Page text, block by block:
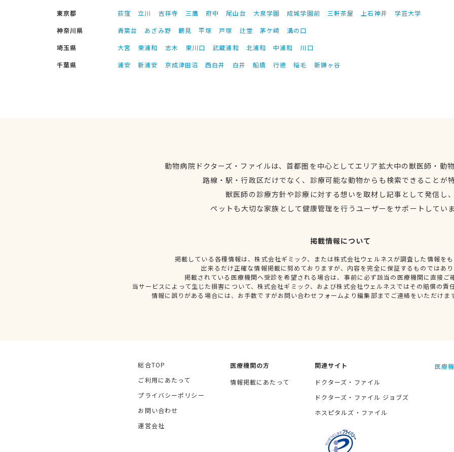
東京都 荻窪 立川 吉祥寺 三鷹 府中 尾山台 大泉学園 成城学園前 三軒茶屋 上石神井
学芸大学
神奈川県
青葉台 あざみ野 鶴見 平塚 戸塚 辻堂 茅ケ崎
溝の口
埼玉県
大宮 東浦和 志木 東川口 武蔵浦和 北浦和 中浦和
川口
千葉県
浦安 新浦安 京成津田沼 西白井 白井 船橋 行徳 稲毛 新鎌ヶ谷
動物病院ドクターズ・ファイルは、首都圏を中心としてエリア拡大中の獣医師・動
路線・駅・行政区だけでなく、診療可能な動物からも検索できることが
獣医師の診療方針や診療に対する想いを取材し記事として発信し
ペットも大切な家族として健康管理を行うユーザーをサポートしてい
掲載情報について
掲載している各種情報は、株式会社ギミック、または株式会社ウェルネスが調査した情報を
出来るだけ正確な情報掲載に努めておりますが、内容を完全に保証するものではあ
掲載されている医療機関へ受診を希望される場合は、事前に必ず該当の医療機関に直接ご
当サービスによって生じた損害について、株式会社ギミック、および株式会社ウェルネスではその賠償の責
情報に誤りがある場合には、お手数ですがお問い合わせフォームより編集部までご連絡をいただけま
総合TOP
ご利用にあたって
プライバシーポリシー
お問い合わせ
運営会社
医療機関の方
情報掲載にあたって
関連サイト
ドクターズ・ファイル
ドクターズ・ファイル ジョブズ
ホスピタルズ・ファイル
医療